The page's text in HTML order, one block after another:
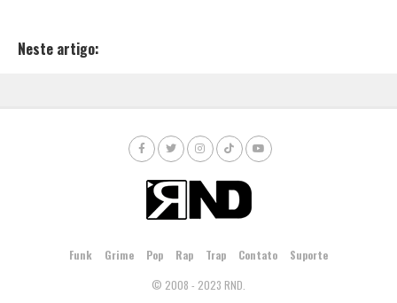
Neste artigo:
Funk Grime Pop Rap Trap Contato
Suporte
© 2008 - 2023 RND.